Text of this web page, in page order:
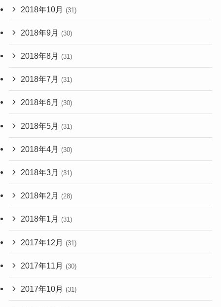
2018年10月 (31)
2018年9月 (30)
2018年8月 (31)
2018年7月 (31)
2018年6月 (30)
2018年5月 (31)
2018年4月 (30)
2018年3月 (31)
2018年2月 (28)
2018年1月 (31)
2017年12月 (31)
2017年11月 (30)
2017年10月 (31)